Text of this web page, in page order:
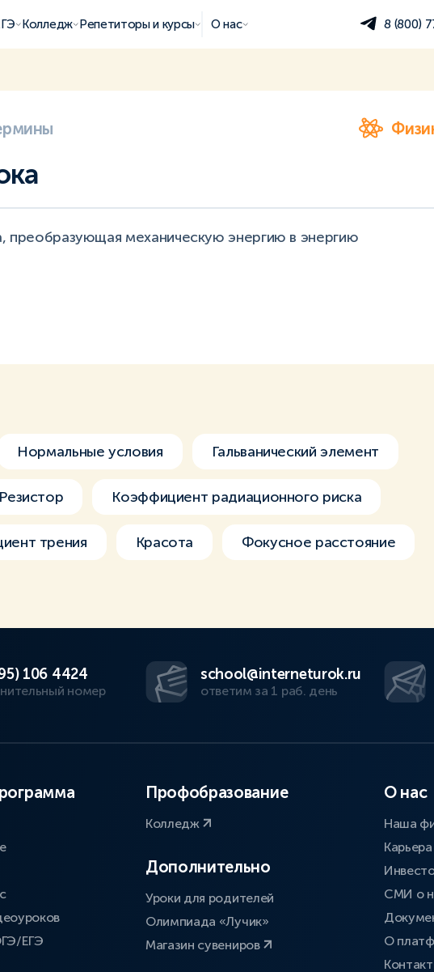
Колледж Репетиторы и курсы О нас 8 (800)
преобразующая механическую энергию в энергию
Нормальные условия Гальванический элемент
Резистор Коэффициент радиационного риска
трения Красота Фокусное расстояние
106 4424
номер
school@interneturok.ru
ответим за 1 раб. день
ЕГЭ
Профобразование
Колледж
Дополнительно
Уроки для родителей
Олимпиада «Лучик»
Магазин сувениров
О нас
Наша
СМИ о
О